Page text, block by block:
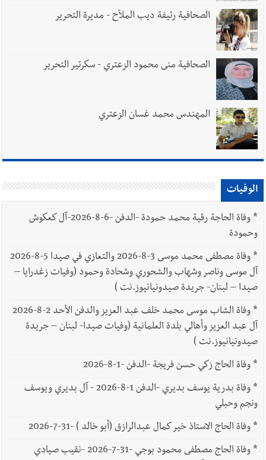
الصحافية رئيفة ديب الملاّح - مديرة التحرير
الصحافية منى محمود الزعتري - سكرتير التحرير
المهندس محمد غسان الزعتري
الوفيات
*
وفاة الحاجة رقية محمد حمودة -الدفن -6-8-2026-آل كعكوش
وحمودة
*
وفاة مصطفى محمد موسى 3-8-2026 والتعازي في صيدا 5-8-2026
آل موسى وناصر وشهاب والشحوري وشحادة وحمود (وفيات زغدرايا –
صيدا – لبنان- جريدة صيدونيانيوز.نت )
*
وفاة الشاب موسى محمد خلف عبد العزيز والدفن الأحد 2-8-2026
آل عبد العزيز وأهالي بلدة العلمانية (وفيات صيدا- لبنان – جريدة
صيدونيانيوز.نت )
*وفاة الحاج زكي حسن فريجة -الدفن -1-8-2026
*
وفاة بدرية يوسف بديري -الدفن 1-8-2026 - آل بديري ويوسف
ونجم وحبلي
*وفاة الحاج الاستاذ خير كمال عبدالرازق (أبو خالد ) -31-7-2026
*
وفاة الحاج مصطفى محمود بوجي -31-7-2026 -نقيب صيادي